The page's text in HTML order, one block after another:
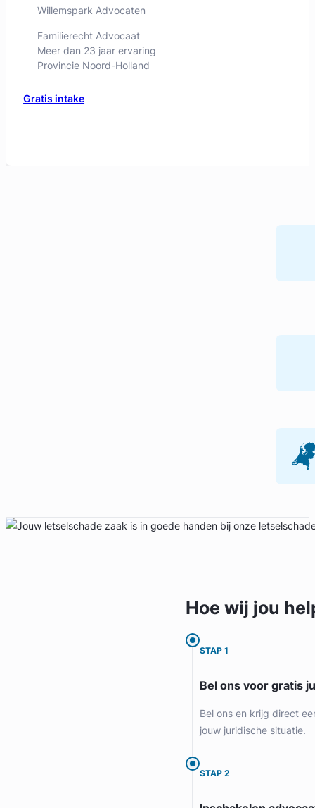
Hoe wij jou
STAP 1
Bel ons voor gratis
Bel ons en krijg direct
jouw juridische situatie.
STAP 2